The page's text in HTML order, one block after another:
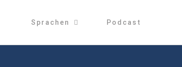
Sprachen Podcast